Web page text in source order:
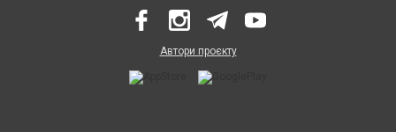
Автори проєкту